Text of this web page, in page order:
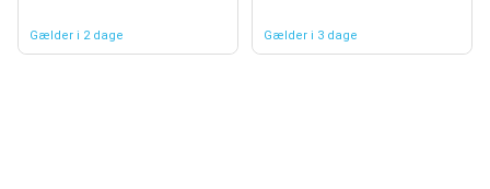
Gælder i 2 dage Gælder i 3 dage